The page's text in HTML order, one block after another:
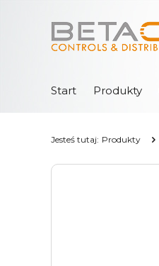
Przejdź
do menu
Przejdź
stopce
Start
Produkty
Jesteś tutaj: Produkty